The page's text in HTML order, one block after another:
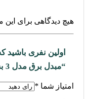
هیچ دیدگاهی برای
اولین نفری باشید
“مبدل برق مدل 3 به 2”
امتیاز شما *